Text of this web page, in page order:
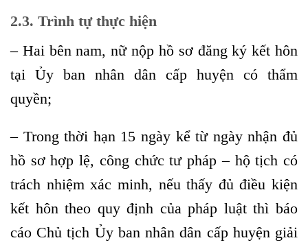
2.3. Trình tự thực hiện
– Hai bên nam, nữ nộp hồ sơ đăng ký kết hôn
tại Ủy ban nhân dân cấp huyện có thẩm
quyền;
– Trong thời hạn 15 ngày kể từ ngày nhận đủ
hồ sơ hợp lệ, công chức tư pháp – hộ tịch có
trách nhiệm xác minh, nếu thấy đủ điều kiện
kết hôn theo quy định của pháp luật thì báo
cáo Chủ tịch Ủy ban nhân dân cấp huyện giải